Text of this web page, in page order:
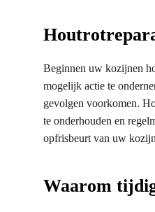
Beginnen uw kozijnen
mogelijk actie te
gevolgen voorkomen.
te onderhouden en
opfrisbeurt van uw
Waarom